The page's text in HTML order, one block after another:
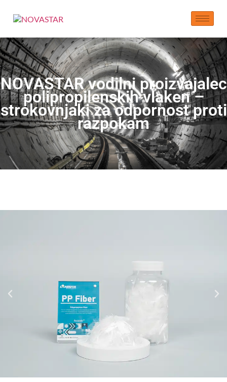
NOVASTAR vodilni proizvajalec
polipropilenskih vlaken –
strokovnjaki za odpornost proti
razpokam